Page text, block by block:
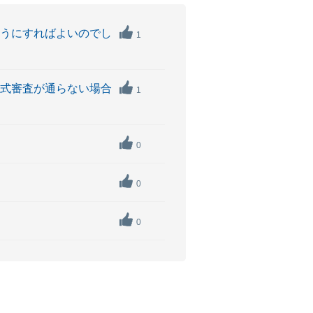
にすればよいのでし 1
審査が通らない場合 1
0
0
0